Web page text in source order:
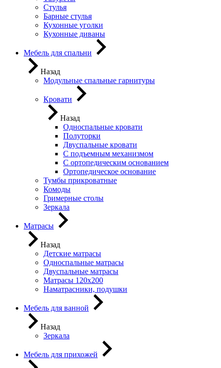
Стулья
Барные стулья
Кухонные уголки
Кухонные диваны
Мебель для спальни
Назад
Модульные спальные гарнитуры
Кровати
Назад
Односпальные кровати
Полуторки
Двуспальные кровати
С подъемным механизмом
С ортопедическим основанием
Ортопедическое основание
Тумбы прикроватные
Комоды
Гримерные столы
Зеркала
Матрасы
Назад
Детские матрасы
Односпальные матрасы
Двуспальные матрасы
Матрасы 120х200
Наматрасники, подушки
Мебель для ванной
Назад
Зеркала
Мебель для прихожей